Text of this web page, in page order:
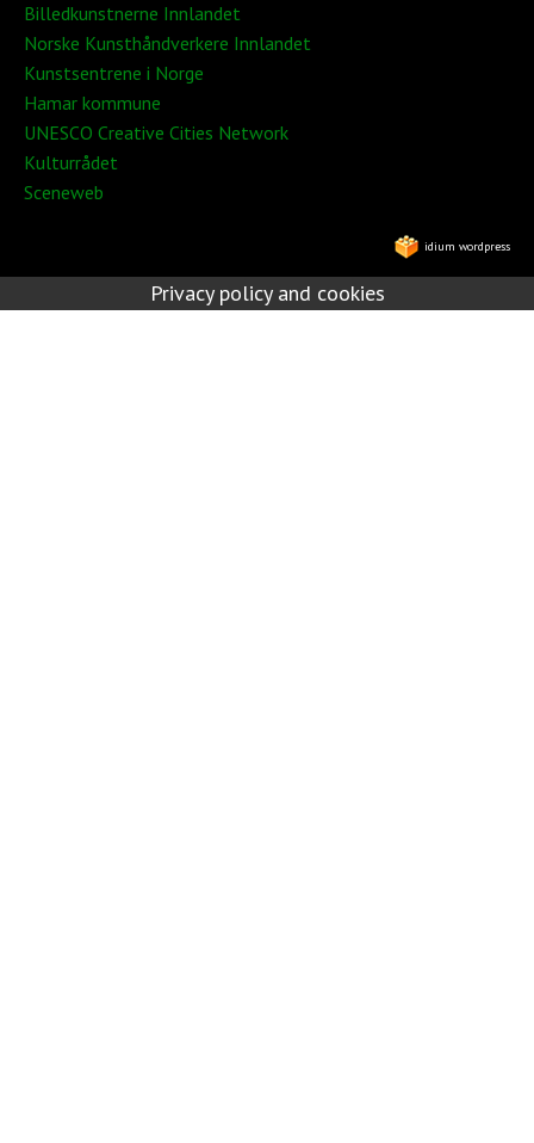
Billedkunstnerne Innlandet
Norske Kunsthåndverkere Innlandet
Kunstsentrene i Norge
Hamar kommune
UNESCO Creative Cities Network
Kulturrådet
Sceneweb
idium wordpress
Privacy policy and cookies